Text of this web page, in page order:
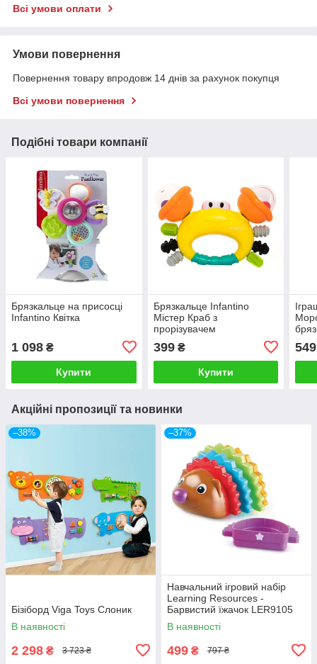
Всі умови оплати
Умови повернення
Повернення товару впродовж 14 днів за рахунок покупця
Всі умови повернення
Подібні товари компанії
Брязкальце на присосці
Infantino Квітка
1 098 ₴
Купити
Брязкальце Infantino
Містер Краб з
прорізувачем
399₴
Купити
549
Акційні пропозиції та новинки
–38%
Бізіборд Viga Toys Слоник
В наявності
2 298 ₴ 3 723 ₴
–37%
Навчальний ігровий набір
Learning Resources -
Барвистий їжачок LER9105
В наявності
499 ₴ 797 ₴